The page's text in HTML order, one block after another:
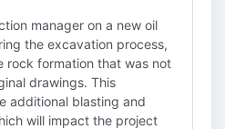
manager on a new oil
the excavation process,
rock formation that was not
drawings. This
additional blasting and
will impact the project